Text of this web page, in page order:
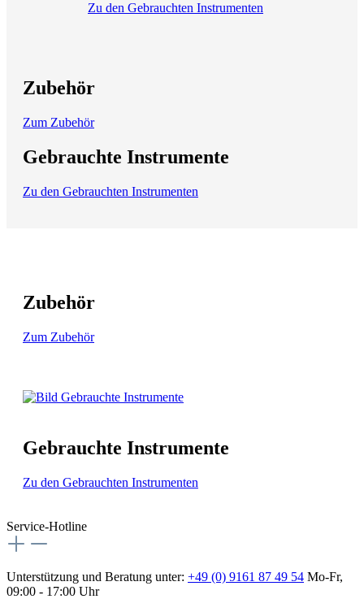
Zu den Gebrauchten Instrumenten
Zubehör
Zum Zubehör
Gebrauchte Instrumente
Zu den Gebrauchten Instrumenten
Zubehör
Zum Zubehör
Gebrauchte Instrumente
Zu den Gebrauchten Instrumenten
Service-Hotline
Unterstützung und Beratung unter: +49 (0) 9161 87 49 54 Mo-Fr,
09:00 - 17:00 Uhr